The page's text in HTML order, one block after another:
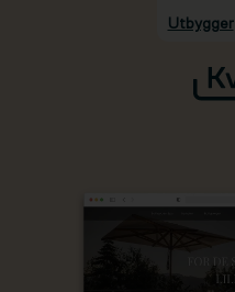
Hopp til hovedinnhold
Utbygger